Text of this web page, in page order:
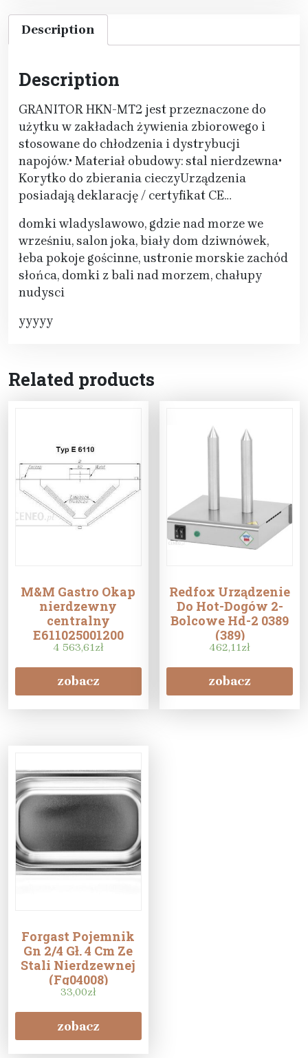
Description
Description
GRANITOR HKN-MT2 jest przeznaczone do
użytku w zakładach żywienia zbiorowego i
stosowane do chłodzenia i dystrybucji
napojów.• Materiał obudowy: stal nierdzewna•
Korytko do zbierania cieczyUrządzenia
posiadają deklarację / certyfikat CE…
domki wladyslawowo, gdzie nad morze we
wrześniu, salon joka, biały dom dziwnówek,
łeba pokoje gościnne, ustronie morskie zachód
słońca, domki z bali nad morzem, chałupy
nudysci
yyyyy
Related products
M&M Gastro Okap
nierdzewny
centralny
E611025001200
4 563,61zł
zobacz
Redfox Urządzenie
Do Hot-Dogów 2-
Bolcowe Hd-2 0389
(389)
462,11zł
zobacz
Forgast Pojemnik
Gn 2/4 Gł. 4 Cm Ze
Stali Nierdzewnej
(Fg04008)
33,00zł
zobacz